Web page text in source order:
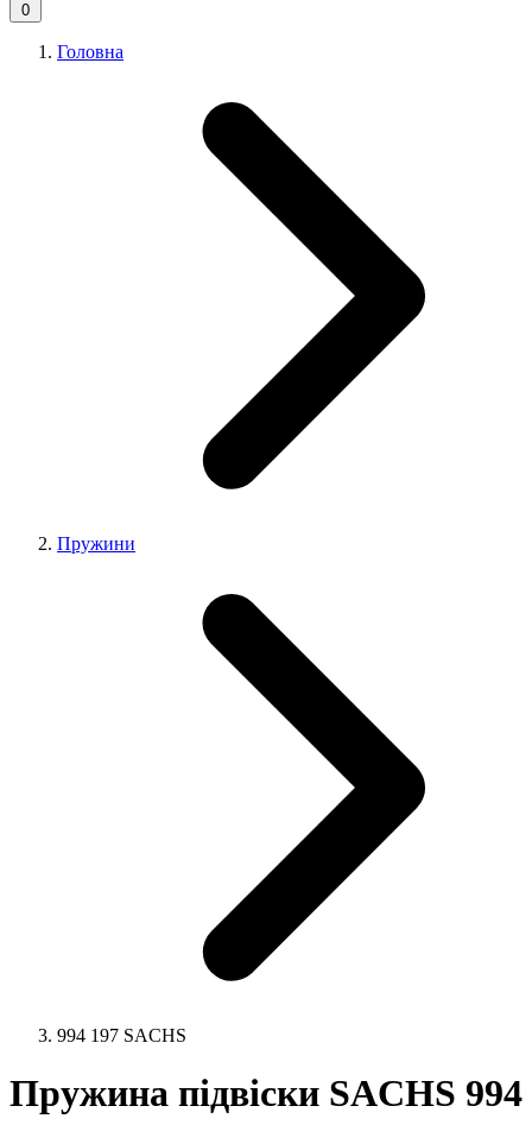
0
Головна
Пружини
994 197 SACHS
Пружина підвіски SACHS 994